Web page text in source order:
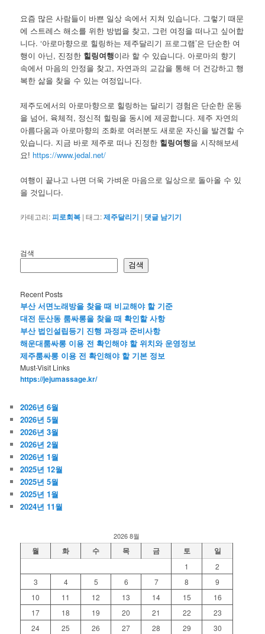
요즘 많은 사람들이 바쁜 일상 속에서 지쳐 있습니다. 그렇기 때문
에 스트레스 해소를 위한 방법을 찾고, 그런 여정을 떠나고 싶어합
니다. ‘아로마향으로 힐링하는 제주달리기 프로그램’은 단순한 여
행이 아닌, 진정한 힐링여행이라 할 수 있습니다. 아로마의 향기
속에서 마음의 안정을 찾고, 자연과의 교감을 통해 더 건강하고 행
복한 삶을 찾을 수 있는 여정입니다.
제주도에서의 아로마향으로 힐링하는 달리기 경험은 단순한 운동
을 넘어, 육체적, 정신적 힐링을 동시에 제공합니다. 제주 자연의
아름다움과 아로마향의 조화로 여러분도 새로운 자신을 발견할 수
있습니다. 지금 바로 제주로 떠나 진정한 힐링여행을 시작해보세
요! https://www.jedal.net/
여행이 끝나고 나면 더욱 가벼운 마음으로 일상으로 돌아올 수 있
을 것입니다.
카테고리:피로회복 |태그:제주달리기 | 댓글 남기기
검색
검색
Recent Posts
부산 서면노래방을 찾을 때 비교해야 할 기준
대전 둔산동 룸싸롱을 찾을 때 확인할 사항
부산 법인설립등기 진행 과정과 준비사항
해운대룸싸롱 이용 전 확인해야 할 위치와 운영정보
제주룸싸롱 이용 전 확인해야 할 기본 정보
Must-Visit Links
https://jejumassage.kr/
2026년 6월
2026년 5월
2026년 3월
2026년 2월
2026년 1월
2025년 12월
2025년 5월
2025년 1월
2024년 11월
2026 8월
월 화 수 목 금 토 일
1
2
3
4 5 6 7 8
9
10
11 12 13 14 15
16
17
18 19 20 21 22
23
24
25 26 27 28 29 30